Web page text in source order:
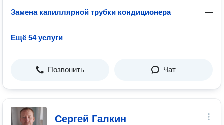
Замена капиллярной трубки кондиционера —
Ещё 54 услуги
Позвонить Чат
Сергей Галкин